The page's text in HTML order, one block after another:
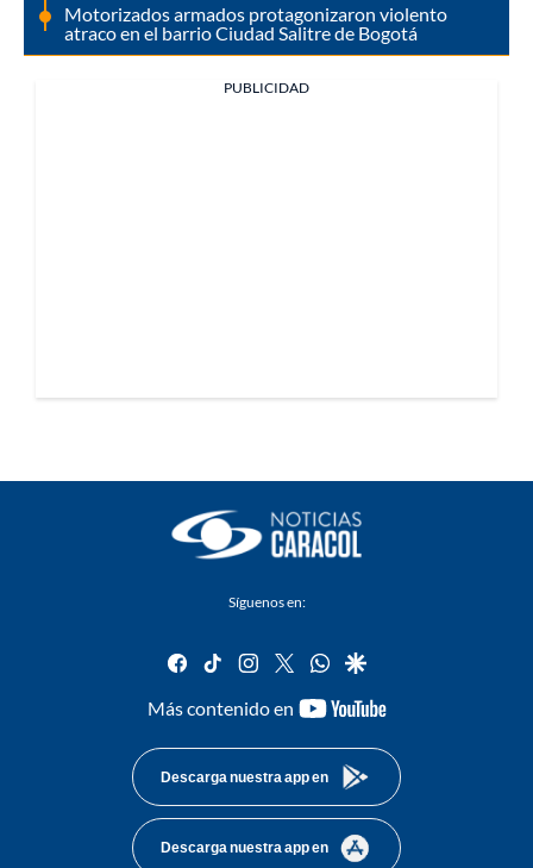
Motorizados armados protagonizaron violento
atraco en el barrio Ciudad Salitre de Bogotá
PUBLICIDAD
Síguenos en:
facebook
tiktok instagram
twitterwhatsapp
google
Más contenido en
youtube-
Descarga nuestra app en
Descarga nuestra app en